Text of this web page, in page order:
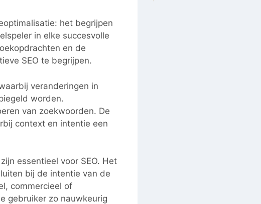
het begrijpen
in elke succesvolle
en de
SEO te begrijpen.
veranderingen in
worden.
van zoekwoorden. De
context en intentie een
essentieel voor SEO. Het
bij de intentie van de
commercieel of
gebruiker zo nauwkeurig